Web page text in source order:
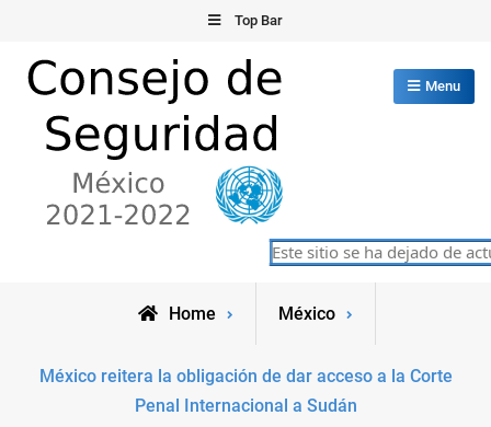
content
Top Bar
Consejo de Seguridad de las
Naciones Unidas
Menu
Este sitio se ha dejado de
Home México
México reitera la obligación de dar acceso a la Corte
Penal Internacional a Sudán